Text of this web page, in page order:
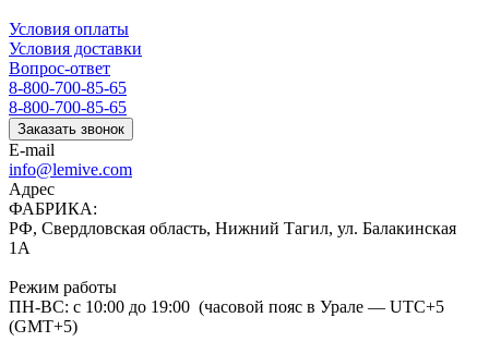
Условия оплаты
Условия доставки
Вопрос-ответ
8-800-700-85-65
8-800-700-85-65
Заказать звонок
E-mail
info@lemive.com
Адрес
ФАБРИКА:
РФ, Свердловская область, Нижний Тагил, ул. Балакинская
1А
Режим работы
ПН-ВС: с 10:00 до 19:00 (часовой пояс в Урале — UTC+5
(GMT+5)